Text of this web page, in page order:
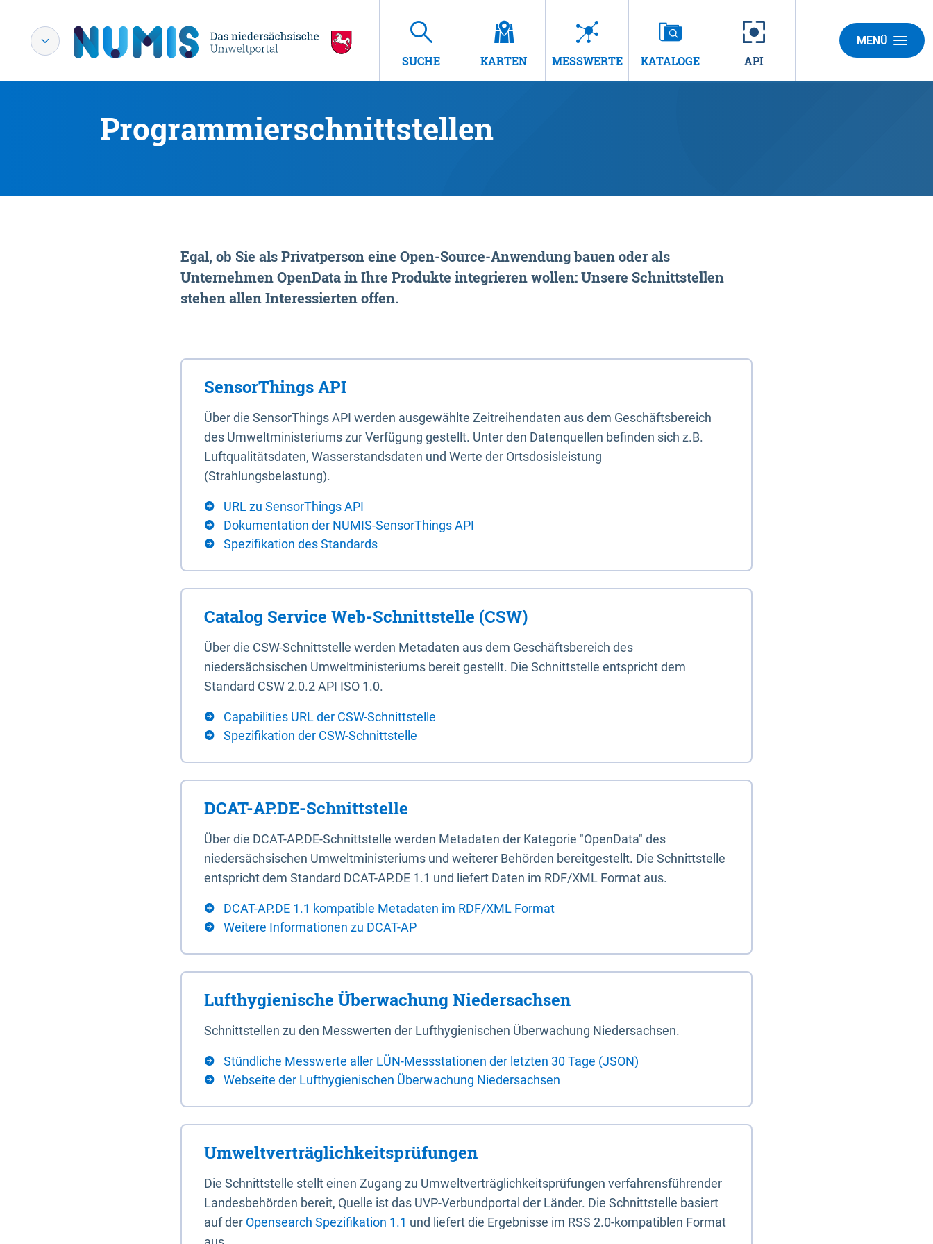
SUCHE KARTEN MESSWERTE KATALOGE API
MENÜ
Programmierschnittstellen
Egal, ob Sie als Privatperson eine Open-Source-Anwendung bauen oder als
Unternehmen OpenData in Ihre Produkte integrieren wollen: Unsere Schnittstellen
stehen allen Interessierten offen.
SensorThings API
Über die SensorThings API werden ausgewählte Zeitreihendaten aus dem Geschäftsbereich
des Umweltministeriums zur Verfügung gestellt. Unter den Datenquellen befinden sich z.B.
Luftqualitätsdaten, Wasserstandsdaten und Werte der Ortsdosisleistung
(Strahlungsbelastung).
URL zu SensorThings API
Dokumentation der NUMIS-SensorThings API
Spezifikation des Standards
Catalog Service Web-Schnittstelle (CSW)
Über die CSW-Schnittstelle werden Metadaten aus dem Geschäftsbereich des
niedersächsischen Umweltministeriums bereit gestellt. Die Schnittstelle entspricht dem
Standard CSW 2.0.2 API ISO 1.0.
Capabilities URL der CSW-Schnittstelle
Spezifikation der CSW-Schnittstelle
DCAT-AP.DE-Schnittstelle
Über die DCAT-AP.DE-Schnittstelle werden Metadaten der Kategorie "OpenData" des
niedersächsischen Umweltministeriums und weiterer Behörden bereitgestellt. Die Schnittstelle
entspricht dem Standard DCAT-AP.DE 1.1 und liefert Daten im RDF/XML Format aus.
DCAT-AP.DE 1.1 kompatible Metadaten im RDF/XML Format
Weitere Informationen zu DCAT-AP
Lufthygienische Überwachung Niedersachsen
Schnittstellen zu den Messwerten der Lufthygienischen Überwachung Niedersachsen.
Stündliche Messwerte aller LÜN-Messstationen der letzten 30 Tage (JSON)
Webseite der Lufthygienischen Überwachung Niedersachsen
Umweltverträglichkeitsprüfungen
Die Schnittstelle stellt einen Zugang zu Umweltverträglichkeitsprüfungen verfahrensführender
Landesbehörden bereit, Quelle ist das UVP-Verbundportal der Länder. Die Schnittstelle basiert
auf der Opensearch Spezifikation 1.1 und liefert die Ergebnisse im RSS 2.0-kompatiblen Format